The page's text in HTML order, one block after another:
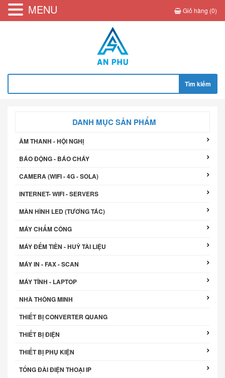
MENU Giỏ hàng (0)
DANH MỤC SẢN PHẨM
ÂM THANH - HỘI NGHỊ
BÁO ĐỘNG - BÁO CHÁY
CAMERA (WIFI - 4G - SOLA)
INTERNET- WIFI - SERVERS
MÀN HÌNH LED (TƯƠNG TÁC)
MÁY CHẤM CÔNG
MÁY ĐẾM TIỀN - HUỶ TÀI LIỆU
MÁY IN - FAX - SCAN
MÁY TÍNH - LAPTOP
NHÀ THÔNG MINH
THIẾT BỊ CONVERTER QUANG
THIẾT BỊ ĐIỆN
THIẾT BỊ PHỤ KIỆN
TỔNG ĐÀI ĐIỆN THOẠI IP